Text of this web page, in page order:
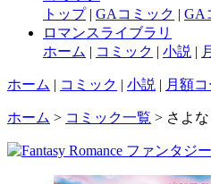
トップ| GAコミック | GA
ロマンスライブラリ
ホーム | コミック | 小説 |
ホーム | コミック | 小説 | 月額
ホーム > コミック一覧 > さよ